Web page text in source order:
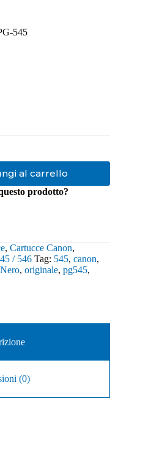
545
al carrello
prodotto?
, Cartucce Canon,
/ 546 Tag: 545, canon,
Nero, originale, pg545,
(0)